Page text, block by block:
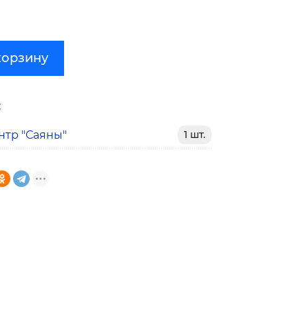
"Саяны" 1 шт.